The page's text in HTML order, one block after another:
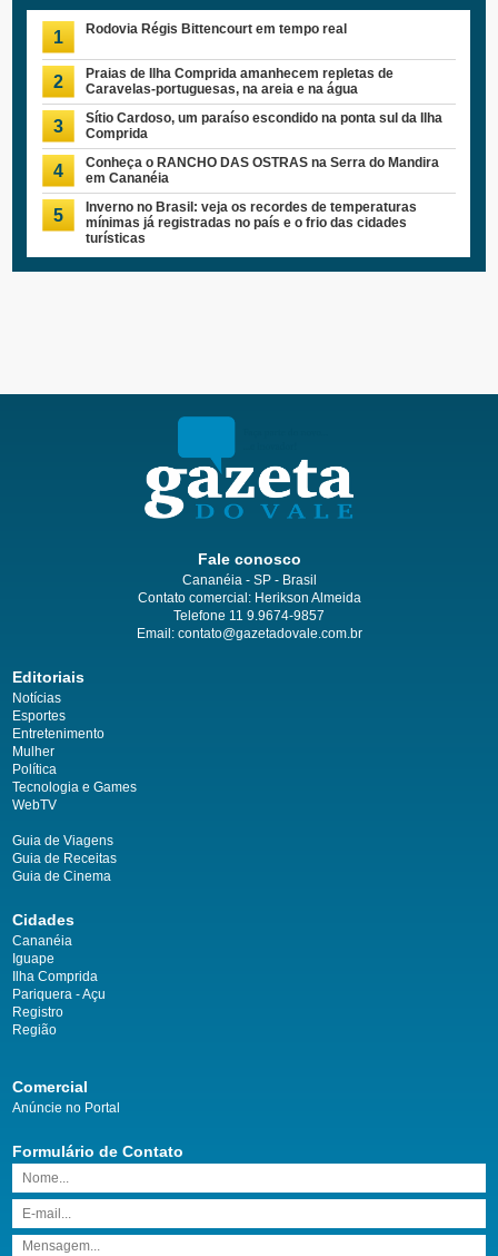
1 Rodovia Régis Bittencourt em tempo real
2
Praias de Ilha Comprida amanhecem repletas de
Caravelas-portuguesas, na areia e na água
3
Sítio Cardoso, um paraíso escondido na ponta sul da Ilha
Comprida
4
Conheça o RANCHO DAS OSTRAS na Serra do Mandira
em Cananéia
5
Inverno no Brasil: veja os recordes de temperaturas
mínimas já registradas no país e o frio das cidades
turísticas
Fale conosco
Cananéia - SP - Brasil
Contato comercial: Herikson Almeida
Telefone 11 9.9674-9857
Email: contato@gazetadovale.com.br
Editoriais
Notícias
Esportes
Entretenimento
Mulher
Política
Tecnologia e Games
WebTV
Guia de Viagens
Guia de Receitas
Guia de Cinema
Cidades
Cananéia
Iguape
Ilha Comprida
Pariquera - Açu
Registro
Região
Comercial
Anúncie no Portal
Formulário de Contato